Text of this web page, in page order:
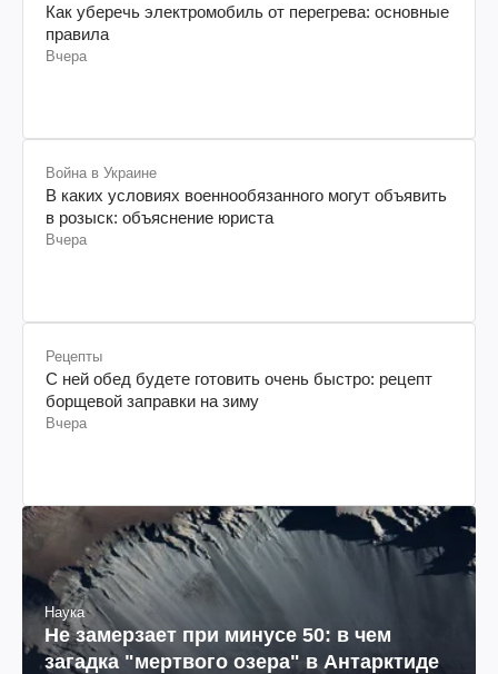
Как уберечь электромобиль от перегрева: основные
правила
Вчера
Война в Украине
В каких условиях военнообязанного могут объявить
в розыск: объяснение юриста
Вчера
Рецепты
С ней обед будете готовить очень быстро: рецепт
борщевой заправки на зиму
Вчера
Наука
Не замерзает при минусе 50: в чем
загадка "мертвого озера" в Антарктиде